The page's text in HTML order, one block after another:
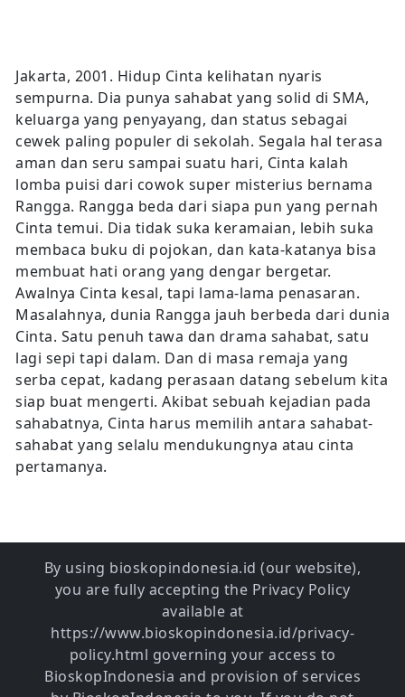
Jakarta, 2001. Hidup Cinta kelihatan nyaris
sempurna. Dia punya sahabat yang solid di SMA,
keluarga yang penyayang, dan status sebagai
cewek paling populer di sekolah. Segala hal terasa
aman dan seru sampai suatu hari, Cinta kalah
lomba puisi dari cowok super misterius bernama
Rangga. Rangga beda dari siapa pun yang pernah
Cinta temui. Dia tidak suka keramaian, lebih suka
membaca buku di pojokan, dan kata-katanya bisa
membuat hati orang yang dengar bergetar.
Awalnya Cinta kesal, tapi lama-lama penasaran.
Masalahnya, dunia Rangga jauh berbeda dari dunia
Cinta. Satu penuh tawa dan drama sahabat, satu
lagi sepi tapi dalam. Dan di masa remaja yang
serba cepat, kadang perasaan datang sebelum kita
siap buat mengerti. Akibat sebuah kejadian pada
sahabatnya, Cinta harus memilih antara sahabat-
sahabat yang selalu mendukungnya atau cinta
pertamanya.
By using bioskopindonesia.id (our website),
you are fully accepting the Privacy Policy
available at
https://www.bioskopindonesia.id/privacy-
policy.html governing your access to
BioskopIndonesia and provision of services